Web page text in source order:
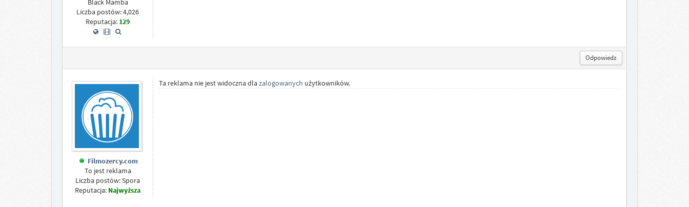
Black Mamba
Liczba postów: 4,026
Reputacja: 129
Odpowiedz
Filmozercy.com
To jest reklama
Liczba postów: Spora
Reputacja: Najwyższa
Ta reklama nie jest widoczna dlazalogowanych użytkowników.